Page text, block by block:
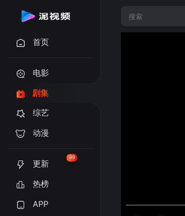
首页
电影
剧集
综艺
动漫
更新
99
热榜
APP